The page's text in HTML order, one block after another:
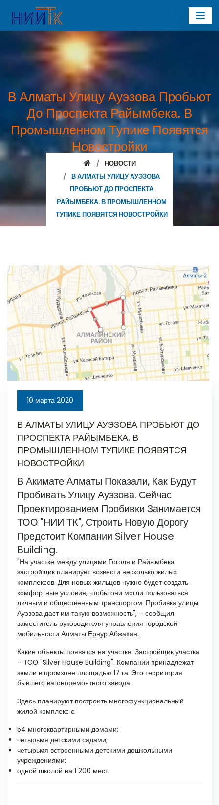
В Алматы Улицу Ауэзова Пробьют
До Проспекта Райымбека. В
Промышленном Тупике Появятся
Новостройки
НОВОСТИ
В АЛМАТЫ УЛИЦУ АУЭЗОВА
ПРОБЬЮТ ДО ПРОСПЕКТА
РАЙЫМБЕКА. В ПРОМЫШЛЕННОМ
ТУПИКЕ ПОЯВЯТСЯ НОВОСТРОЙКИ
10 марта 2020
В АЛМАТЫ УЛИЦУ АУЭЗОВА ПРОБЬЮТ ДО
ПРОСПЕКТА РАЙЫМБЕКА. В
ПРОМЫШЛЕННОМ ТУПИКЕ ПОЯВЯТСЯ
НОВОСТРОЙКИ
В Акимате Алматы Показали, Как Будут
Пробивать Улицу Ауэзова. Сейчас
Проектированием Пробивки Занимается
ТОО "НИИ ТК", Строить Новую Дорогу
Предстоит Компании Silver House
Building.
"На участке между улицами Гоголя и Райымбека
застройщик планирует возвести несколько жилых
комплексов. Для новых жильцов нужно будет создать
комфортные условия, чтобы они могли пользоваться
личным и общественным транспортом. Пробивка улицы
Ауэзова даст им такую возможность", – сообщил
заместитель руководителя управления городской
мобильности Алматы Ернур Абжахан.
Какие объекты появятся на участке. Застройщик участка
– ТОО "Silver House Building". Компании принадлежат
земли в промзоне площадью 17 га. Это территория
бывшего вагоноремонтного завода.
Здесь планируют построить многофункциональный
жилой комплекс с:
54 многоквартирными домами;
четырьмя детскими садами;
четырьмя встроенными детскими дошкольными
учреждениями;
одной школой на 1 200 мест.